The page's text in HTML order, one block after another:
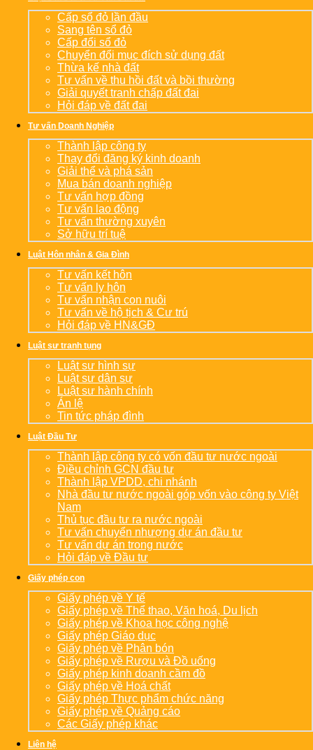
Cấp sổ đỏ lần đầu
Sang tên sổ đỏ
Cấp đổi sổ đỏ
Chuyển đổi mục đích sử dụng đất
Thừa kế nhà đất
Tư vấn về thu hồi đất và bồi thường
Giải quyết tranh chấp đất đai
Hỏi đáp về đất đai
Tư vấn Doanh Nghiệp
Thành lập công ty
Thay đổi đăng ký kinh doanh
Giải thể và phá sản
Mua bán doanh nghiệp
Tư vấn hợp đồng
Tư vấn lao động
Tư vấn thường xuyên
Sở hữu trí tuệ
Luật Hôn nhân & Gia Đình
Tư vấn kết hôn
Tư vấn ly hôn
Tư vấn nhận con nuôi
Tư vấn về hộ tịch & Cư trú
Hỏi đáp về HN&GĐ
Luật sư tranh tụng
Luật sư hình sự
Luật sư dân sự
Luật sư hành chính
Án lệ
Tin tức pháp đình
Luật Đầu Tư
Thành lập công ty có vốn đầu tư nước ngoài
Điều chỉnh GCN đầu tư
Thành lập VPDD, chi nhánh
Nhà đầu tư nước ngoài góp vốn vào công ty Việt
Nam
Thủ tục đầu tư ra nước ngoài
Tư vấn chuyển nhượng dự án đầu tư
Tư vấn dự án trong nước
Hỏi đáp về Đầu tư
Giấy phép con
Giấy phép về Y tế
Giấy phép về Thể thao, Văn hoá, Du lịch
Giấy phép về Khoa học công nghệ
Giấy phép Giáo dục
Giấy phép về Phân bón
Giấy phép về Rượu và Đồ uống
Giấy phép kinh doanh cầm đồ
Giấy phép về Hoá chất
Giấy phép Thực phẩm chức năng
Giấy phép về Quảng cáo
Các Giấy phép khác
Liên hệ